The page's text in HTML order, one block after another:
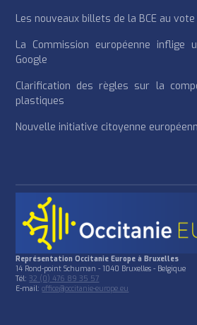
Les nouveaux billets de la BCE au vote
La Commission européenne inflige
Google
Clarification des règles sur la
plastiques
Nouvelle initiative citoyenne
Représentation Occitanie Europe à Bruxelles
14 Rond-point Schuman - 1040 Bruxelles - Belgique
Tél:32 (0) 476 89 35 57
E-mail:office@occitanie-europe.eu